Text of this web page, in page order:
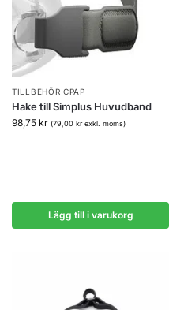
TILLBEHÖR CPAP
Hake till Simplus Huvudband
98,75 kr (79,00 krexkl. moms)
Lägg till i varukorg